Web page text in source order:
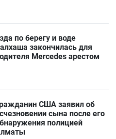
по берегу и воде
закончилась для
Mercedes арестом
США заявил об
сына после его
полицией